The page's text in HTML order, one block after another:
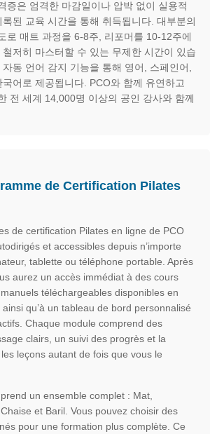
증은 엄격한 마감일이나 압박 없이 실용적
된 교육 시간을 통해 취득됩니다. 대부분의
로 매트 과정을 6-8주, 리포머를 10-12주에
저히 마스터할 수 있는 무제한 시간이 있습
동 언어 감지 기능을 통해 영어, 스페인어,
어로 제공됩니다. PCO와 함께 유연하고
전 세계 14,000명 이상의 공인 강사와 함께
de Certification Pilates
de certification Pilates en ligne de PCO
et accessibles depuis n’importe
tablette ou téléphone portable. Après
aurez un accès immédiat à des cours
téléchargeables disponibles en
qu’à un tableau de bord personnalisé
Chaque module comprend des
clairs, un suivi des progrès et la
leçons autant de fois que vous le
un ensemble complet : Mat,
et Baril. Vous pouvez choisir des
pour une formation plus complète. Ce